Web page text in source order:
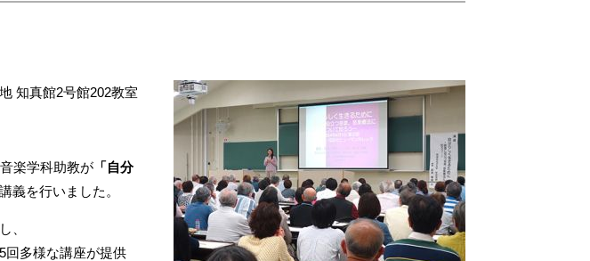
知真館2号館202教室
楽学科助教が 「自分
義を行いました。
、
回多様な講座が提供